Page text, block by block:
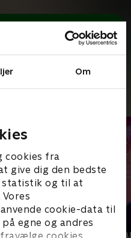
Om
cookies fra
give dig den bedste
statistik og til at
cookie-data til
egne og andres
i højt tempo i hele verden. Vi
Klein og
Læs mere
abonnement på Mit TV 2.
Kim